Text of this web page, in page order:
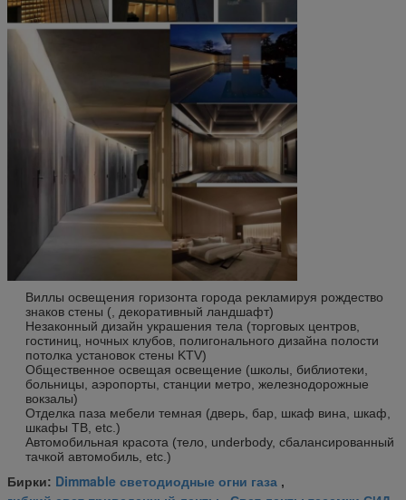
Виллы освещения горизонта города рекламируя рождество
знаков стены (, декоративный ландшафт)
Незаконный дизайн украшения тела (торговых центров,
гостиниц, ночных клубов, полигонального дизайна полости
потолка установок стены KTV)
Общественное освещая освещение (школы, библиотеки,
больницы, аэропорты, станции метро, железнодорожные
вокзалы)
Отделка паза мебели темная (дверь, бар, шкаф вина, шкаф,
шкафы ТВ, etc.)
Автомобильная красота (тело, underbody, сбалансированный
тачкой автомобиль, etc.)
Бирки: Dimmable светодиодные огни газа ,